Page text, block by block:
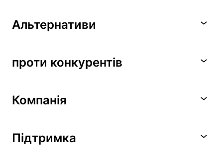
Альтернативи
проти конкурентів
Компанія
Підтримка